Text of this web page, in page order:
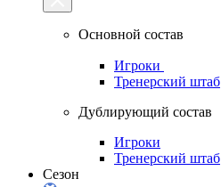
Основной состав
Игроки
Тренерский штаб
Дублирующий состав
Игроки
Тренерский штаб
Сезон